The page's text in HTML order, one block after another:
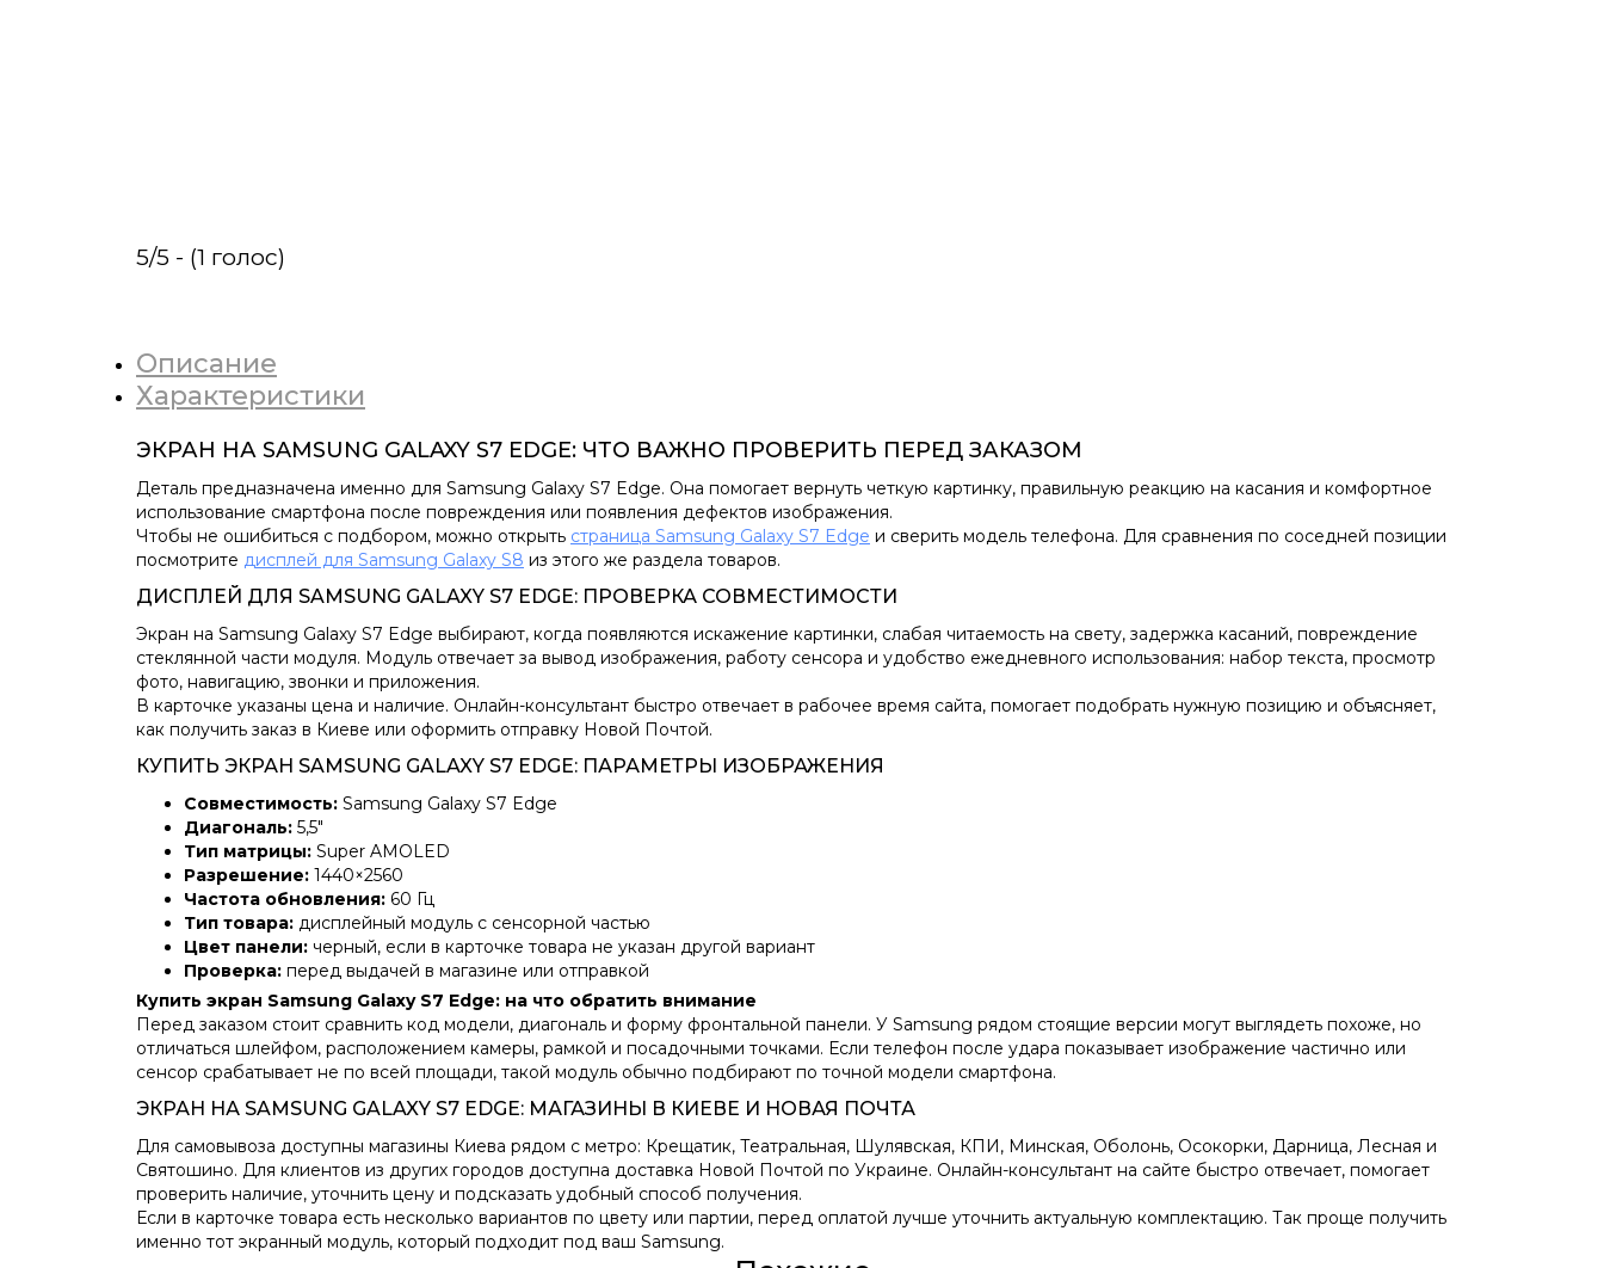
5/5 - (1 голос)
Описание
Характеристики
ЭКРАН НА SAMSUNG GALAXY S7 EDGE: ЧТО ВАЖНО ПРОВЕРИТЬ ПЕРЕД ЗАКАЗОМ
Деталь предназначена именно для Samsung Galaxy S7 Edge. Она помогает вернуть четкую картинку, правильную реакцию на касания и комфортное
использование смартфона после повреждения или появления дефектов изображения.
Чтобы не ошибиться с подбором, можно открыть страница Samsung Galaxy S7 Edge и сверить модель телефона. Для сравнения по соседней позиции
посмотрите дисплей для Samsung Galaxy S8 из этого же раздела товаров.
ДИСПЛЕЙ ДЛЯ SAMSUNG GALAXY S7 EDGE: ПРОВЕРКА СОВМЕСТИМОСТИ
Экран на Samsung Galaxy S7 Edge выбирают, когда появляются искажение картинки, слабая читаемость на свету, задержка касаний, повреждение
стеклянной части модуля. Модуль отвечает за вывод изображения, работу сенсора и удобство ежедневного использования: набор текста, просмотр
фото, навигацию, звонки и приложения.
В карточке указаны цена и наличие. Онлайн-консультант быстро отвечает в рабочее время сайта, помогает подобрать нужную позицию и объясняет,
как получить заказ в Киеве или оформить отправку Новой Почтой.
КУПИТЬ ЭКРАН SAMSUNG GALAXY S7 EDGE: ПАРАМЕТРЫ ИЗОБРАЖЕНИЯ
Совместимость: Samsung Galaxy S7 Edge
Диагональ: 5,5″
Тип матрицы: Super AMOLED
Разрешение: 1440×2560
Частота обновления: 60 Гц
Тип товара: дисплейный модуль с сенсорной частью
Цвет панели: черный, если в карточке товара не указан другой вариант
Проверка: перед выдачей в магазине или отправкой
Купить экран Samsung Galaxy S7 Edge: на что обратить внимание
Перед заказом стоит сравнить код модели, диагональ и форму фронтальной панели. У Samsung рядом стоящие версии могут выглядеть похоже, но
отличаться шлейфом, расположением камеры, рамкой и посадочными точками. Если телефон после удара показывает изображение частично или
сенсор срабатывает не по всей площади, такой модуль обычно подбирают по точной модели смартфона.
ЭКРАН НА SAMSUNG GALAXY S7 EDGE: МАГАЗИНЫ В КИЕВЕ И НОВАЯ ПОЧТА
Для самовывоза доступны магазины Киева рядом с метро: Крещатик, Театральная, Шулявская, КПИ, Минская, Оболонь, Осокорки, Дарница, Лесная и
Святошино. Для клиентов из других городов доступна доставка Новой Почтой по Украине. Онлайн-консультант на сайте быстро отвечает, помогает
проверить наличие, уточнить цену и подсказать удобный способ получения.
Если в карточке товара есть несколько вариантов по цвету или партии, перед оплатой лучше уточнить актуальную комплектацию. Так проще получить
именно тот экранный модуль, который подходит под ваш Samsung.